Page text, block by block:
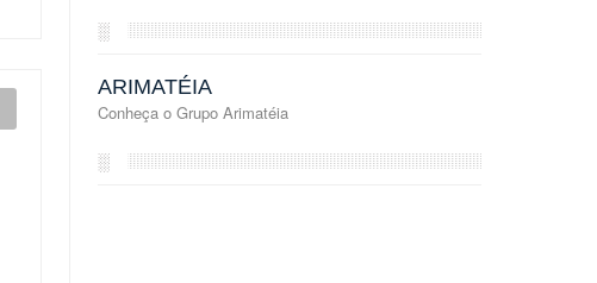
░
ARIMATÉIA
Conheça o Grupo Arimatéia
░